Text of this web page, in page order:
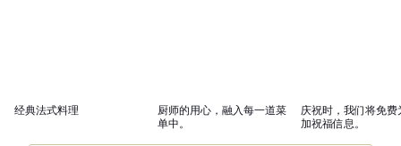
经典法式料理
厨师的用心，融入每一道菜
单中。
庆祝时，我们将免费
加祝福信息。